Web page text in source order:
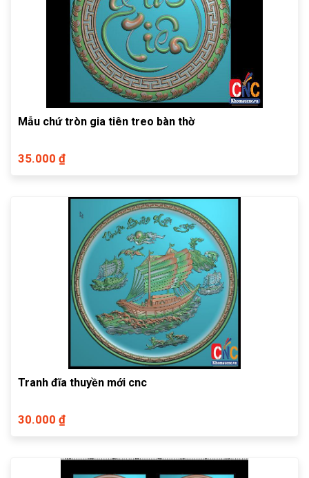
Mẫu chứ tròn gia tiên treo bàn thờ
35.000 ₫
Tranh đĩa thuyền mới cnc
30.000 ₫